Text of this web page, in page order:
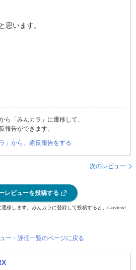
思います。
ら「みんカラ」に遷移して、
報告ができます。
ラ」から、違反報告をする
次のレビュー
レビューを投稿する
移します。みんカラに登録して投稿すると、carview!
ー・評価一覧のページに戻る